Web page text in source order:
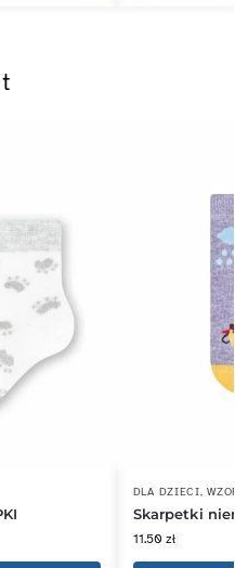
DLA DZIECI,
Skarpetki
11.50zł